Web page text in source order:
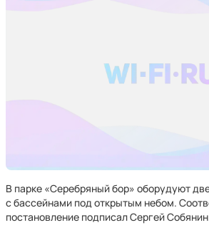
В парке «Серебряный бор» оборудуют
с бассейнами под открытым небом.
постановление подписал Сергей